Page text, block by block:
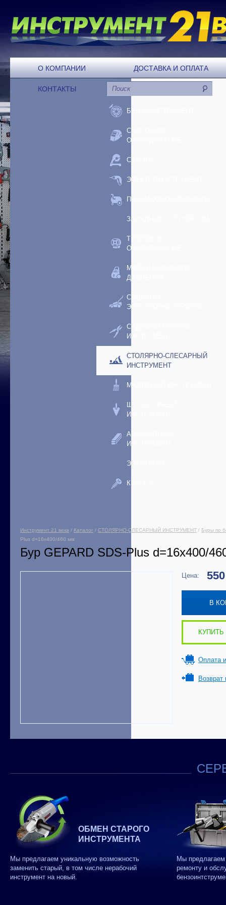
О КОМПАНИИ ДОСТАВКА И ОПЛАТА
КОНТАКТЫ
БЕНЗОИНСТРУМЕНТ
СВАРОЧНОЕ
ОБОРУДОВАНИЕ
СТАНКИ
ЭЛЕКТРОИНСТРУМЕНТ
ПНЕВМООБОРУДОВАНИЕ
ЗАРЯДНЫЕ УСТРОЙСТВА
ТЕПЛОВОЕ
ОБОРУДОВАНИЕ
МОЙКИ ВЫСОКОГО
ДАВЛЕНИЯ
САДОВЫЙ
ЭЛЕКТРОИНСТРУМЕНТ
САДОВЫЙ РУЧНОЙ
ИНСТРУМЕНТ
СТОЛЯРНО-СЛЕСАРНЫЙ
ИНСТРУМЕНТ
МАЛЯРНЫЙ ИНСТРУМЕНТ
ШТУКАТУРНЫЙ
ИНСТРУМЕНТ
АБРАЗИВНЫЙ
ИНСТРУМЕНТ
ЭЛЕКТРИКА
КРЕПЕЖ
Инструмент 21 века / Каталог / СТОЛЯРНО-СЛЕСАРНЫЙ ИНСТРУМЕНТ / Буры по
Plus d=16х400/460 мм
Бур GEPARD SDS-Plus d=16х400/
Цена:
В
КУПИТЬ
Оплата
Возврат
ОБМЕН СТАРОГО
ИНСТРУМЕНТА
Мы предлагаем уникальную возможность
заменить старый, в том числе нерабочий
инструмент на новый.
Мы
ремонту и